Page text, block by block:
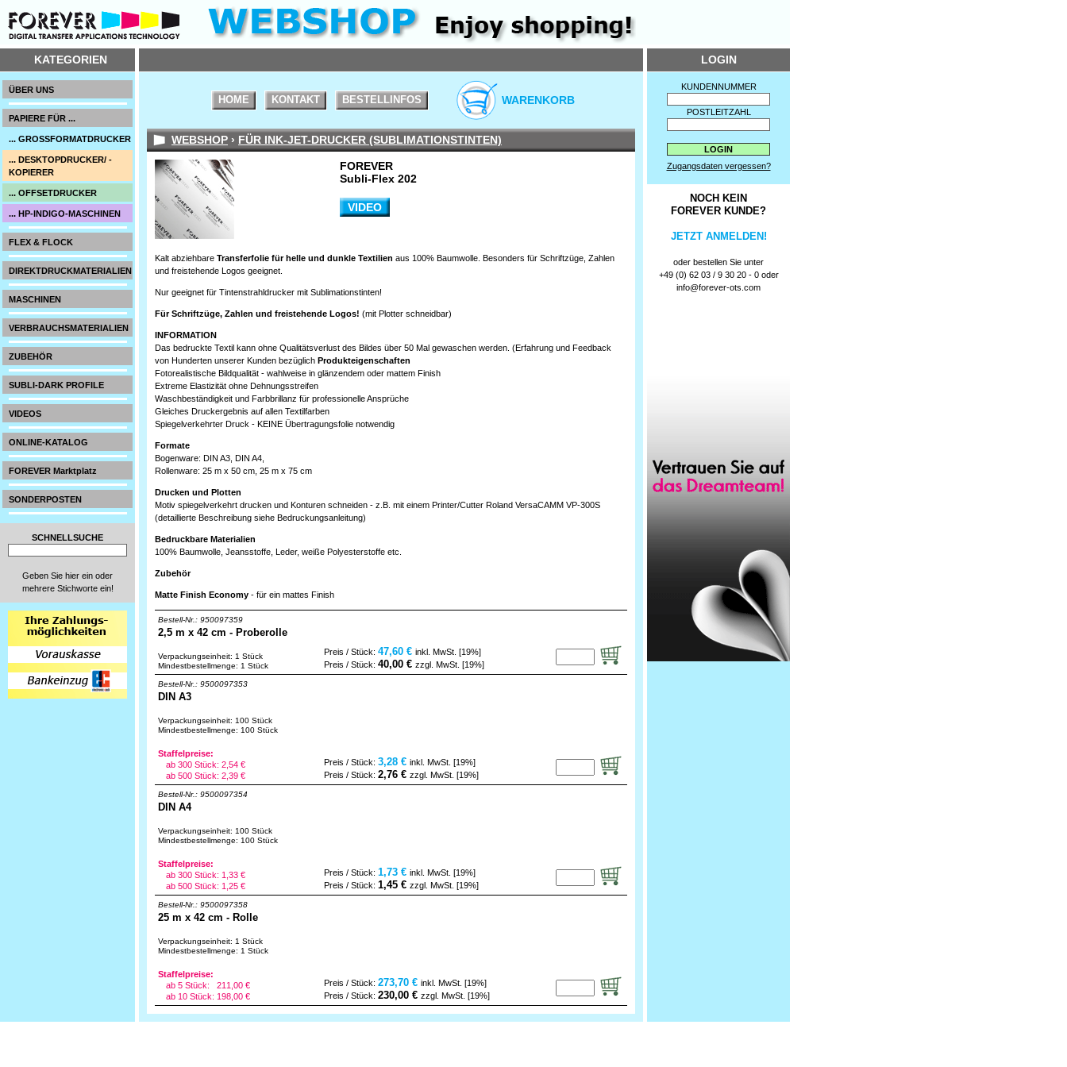
KATEGORIEN
SCHNELLSUCHE
Geben Sie hier ein oder
mehrere Stichworte ein!
HOME KONTAKT BESTELLINFOS WARENKORB
WEBSHOP › FÜR INK-JET-DRUCKER (SUBLIMATIONSTINTEN)
FOREVER
Subli-Flex 202
VIDEO
Kalt abziehbare Transferfolie für helle und dunkle Textilien aus 100% Baumwolle. Besonders für Schriftzüge, Zahlen
und freistehende Logos geeignet.
Nur geeignet für Tintenstrahldrucker mit Sublimationstinten!
Für Schriftzüge, Zahlen und freistehende Logos! (mit Plotter schneidbar)
INFORMATION
Das bedruckte Textil kann ohne Qualitätsverlust des Bildes über 50 Mal gewaschen werden. (Erfahrung und Feedback
von Hunderten unserer Kunden bezüglich Produkteigenschaften
Fotorealistische Bildqualität - wahlweise in glänzendem oder mattem Finish
Extreme Elastizität ohne Dehnungsstreifen
Waschbeständigkeit und Farbbrillanz für professionelle Ansprüche
Gleiches Druckergebnis auf allen Textilfarben
Spiegelverkehrter Druck - KEINE Übertragungsfolie notwendig
Formate
Bogenware: DIN A3, DIN A4,
Rollenware: 25 m x 50 cm, 25 m x 75 cm
Drucken und Plotten
Motiv spiegelverkehrt drucken und Konturen schneiden - z.B. mit einem Printer/Cutter Roland VersaCAMM VP-300S
(detaillierte Beschreibung siehe Bedruckungsanleitung)
Bedruckbare Materialien
100% Baumwolle, Jeansstoffe, Leder, weiße Polyesterstoffe etc.
Zubehör
Matte Finish Economy - für ein mattes Finish
Bestell-Nr.: 950097359
2,5 m x 42 cm - Proberolle
Verpackungseinheit: 1 Stück
Mindestbestellmenge: 1 Stück
Preis / Stück: 47,60 € inkl. MwSt. [19%]
Preis / Stück: 40,00 € zzgl. MwSt. [19%]
Bestell-Nr.: 9500097353
DIN A3
Verpackungseinheit: 100 Stück
Mindestbestellmenge: 100 Stück
Staffelpreise:
ab 300 Stück: 2,54 €
ab 500 Stück: 2,39 €
Preis / Stück: 3,28 € inkl. MwSt. [19%]
Preis / Stück: 2,76 € zzgl. MwSt. [19%]
Bestell-Nr.: 9500097354
DIN A4
Verpackungseinheit: 100 Stück
Mindestbestellmenge: 100 Stück
Staffelpreise:
ab 300 Stück: 1,33 €
ab 500 Stück: 1,25 €
Preis / Stück: 1,73 € inkl. MwSt. [19%]
Preis / Stück: 1,45 € zzgl. MwSt. [19%]
Bestell-Nr.: 9500097358
25 m x 42 cm - Rolle
Verpackungseinheit: 1 Stück
Mindestbestellmenge: 1 Stück
Staffelpreise:
ab 5 Stück:
211,00 €
ab 10 Stück: 198,00 €
Preis / Stück: 273,70 € inkl. MwSt. [19%]
Preis / Stück: 230,00 € zzgl. MwSt. [19%]
LOGIN
KUNDENNUMMER
POSTLEITZAHL
Zugangsdaten vergessen?
NOCH KEIN
FOREVER KUNDE?
JETZT ANMELDEN!
oder bestellen Sie unter
+49 (0) 62 03 / 9 30 20 - 0 oder
info@forever-ots.com
ÜBER UNS
PAPIERE FÜR ...
... GROSSFORMATDRUCKER
... DESKTOPDRUCKER/ -
KOPIERER
... OFFSETDRUCKER
... HP-INDIGO-MASCHINEN
FLEX & FLOCK
DIREKTDRUCKMATERIALIEN
MASCHINEN
VERBRAUCHSMATERIALIEN
ZUBEHÖR
SUBLI-DARK PROFILE
VIDEOS
ONLINE-KATALOG
FOREVER Marktplatz
SONDERPOSTEN